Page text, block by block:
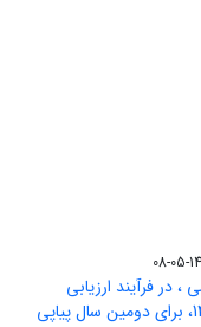
در فرآیند ارزیابی
کمیسیون نشریات علمی وزارت علوم در سال 1403، برای دومین سال پیاپی